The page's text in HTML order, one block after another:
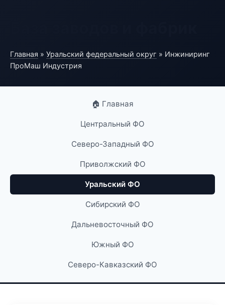
Главная » Уральский федеральный округ » Инжиниринг
ПроМаш Индустрия
🏠 Главная
Центральный ФО
Северо-Западный ФО
Приволжский ФО
Уральский ФО
Сибирский ФО
Дальневосточный ФО
Южный ФО
Северо-Кавказский ФО